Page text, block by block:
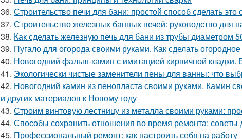
36. Строительство печи для бани: простой способ сделать это
37. Строительство железных банных печей: руководство для
38. Как сделать железную печь для бани из трубы диаметром
39. Пугало для огорода своими руками. Как сделать
40. Новогодний фальш-камин с имитацией кирпичной
41. Экологически чистые заменители пены для ванны: что
42. Новогодний камин из пенопласта своими руками. Камин
и других материалов к Новому году
43. Строим винтовую лестницу из металла своими руками:
44. Способы сохранить отношения во время ремонта: советы
45. Профессиональный ремонт: как настроить себя на работу